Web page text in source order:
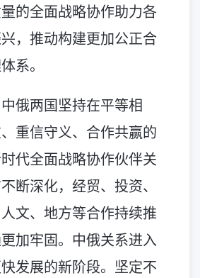
的全面战略协作助力各
，推动构建更加公正合
系。
俄两国坚持在平等相
重信守义、合作共赢的
代全面战略协作伙伴关
断深化，经贸、投资、
文、地方等合作持续推
加牢固。中俄关系进入
发展的新阶段。坚定不